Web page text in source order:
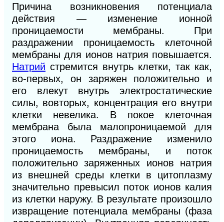
Причина возникновения потенциала
действия — изменение ионной
проницаемости мембраны. При
раздражении проницаемость клеточной
мембраны для ионов натрия повышается.
Натрий стремится внутрь клетки, так как,
во-первых, он заряжен положительно и
его влекут внутрь электростатические
силы, вовторых, концентрация его внутри
клетки невелика. В покое клеточная
мембрана была малопроницаемой для
этого иона. Раздражение изменило
проницаемость мембраны, и поток
положительно заряженных ионов натрия
из внешней среды клетки в цитоплазму
значительно превысил поток ионов калия
из клетки наружу. В результате произошло
извращение потенциала мембраны (фаза